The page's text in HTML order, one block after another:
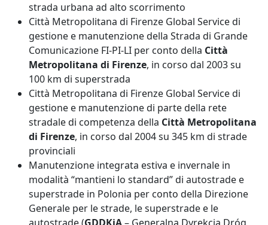
strada urbana ad alto scorrimento
Città Metropolitana di Firenze Global Service di
gestione e manutenzione della Strada di Grande
Comunicazione FI-PI-LI per conto della Città
Metropolitana di Firenze, in corso dal 2003 su
100 km di superstrada
Città Metropolitana di Firenze Global Service di
gestione e manutenzione di parte della rete
stradale di competenza della Città Metropolitana
di Firenze, in corso dal 2004 su 345 km di strade
provinciali
Manutenzione integrata estiva e invernale in
modalità “mantieni lo standard” di autostrade e
superstrade in Polonia per conto della Direzione
Generale per le strade, le superstrade e le